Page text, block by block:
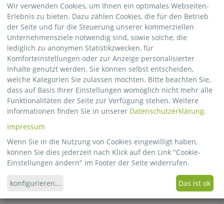
Haubenkoffer
Als Haubenkoffer wird ein Transportkoffer
bezeichnet, der eine abnehmbare hohe Haube
als Deckel hat.
Wir verwenden Cookies, um Ihnen ein optimales Webseiten-
Erlebnis zu bieten. Dazu zählen Cookies, die für den Betrieb
der Seite und für die Steuerung unserer kommerziellen
Unternehmensziele notwendig sind, sowie solche, die
lediglich zu anonymen Statistikzwecken, für
Komforteinstellungen oder zur Anzeige personalisierter
Inhalte genutzt werden. Sie können selbst entscheiden,
welche Kategorien Sie zulassen möchten. Bitte beachten Sie,
dass auf Basis Ihrer Einstellungen womöglich nicht mehr alle
Funktionalitäten der Seite zur Verfügung stehen. Weitere
Informationen finden Sie in unserer Datenschutzerklärung.
Impressum
Wenn Sie in die Nutzung von Cookies eingewilligt haben,
können Sie dies jederzeit nach Klick auf den Link "Cookie-
Einstellungen ändern" im Footer der Seite widerrufen.
konfigurieren... Das ist ok